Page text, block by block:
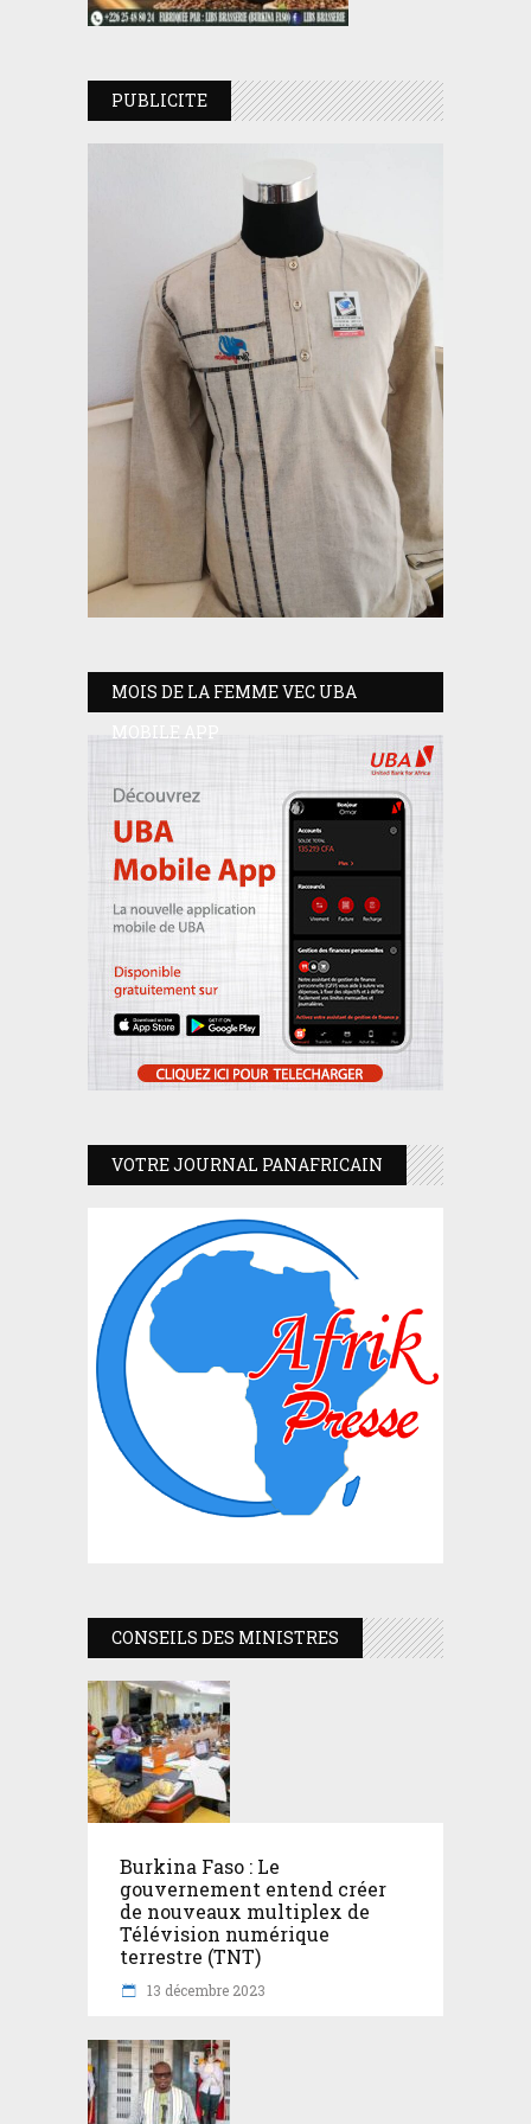
PUBLICITE
MOIS DE LA FEMME VEC UBA
MOBILE APP
VOTRE JOURNAL PANAFRICAIN
CONSEILS DES MINISTRES
Burkina Faso : Le
gouvernement entend créer
de nouveaux multiplex de
Télévision numérique
terrestre (TNT)
13 décembre 2023